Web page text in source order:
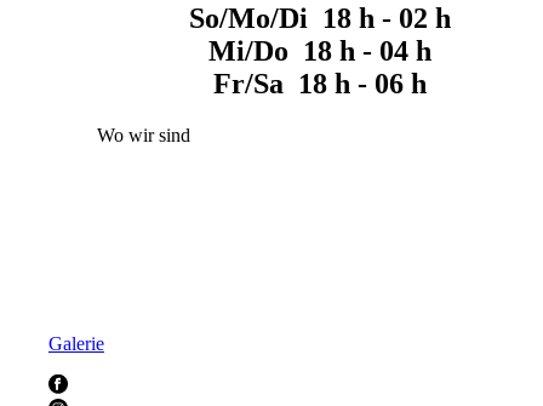
So/Mo/Di 18 h - 02 h
Mi/Do 18 h - 04 h
Fr/Sa 18 h - 06 h
Wo wir sind
Galerie